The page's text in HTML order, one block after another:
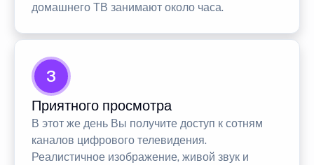
домашнего ТВ занимают около часа.
3
Приятного просмотра
В этот же день Вы получите доступ к сотням
каналов цифрового телевидения.
Реалистичное изображение, живой звук и